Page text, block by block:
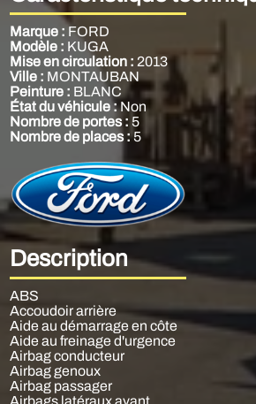
Marque : FORD
Modèle : KUGA
Mise en circulation : 2013
Ville : MONTAUBAN
Peinture : BLANC
État du véhicule :Non
Nombre de portes : 5
Nombre de places :5
Description
ABS
Accoudoir arrière
Aide au démarrage en côte
Aide au freinage d'urgence
Airbag conducteur
Airbag genoux
Airbag passager
Airbags latéraux avant